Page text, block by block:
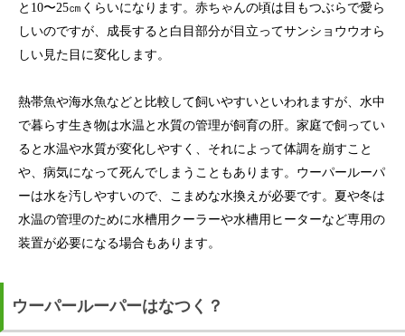
と10〜25㎝くらいになります。赤ちゃんの頃は目もつぶらで愛ら
しいのですが、成長すると白目部分が目立ってサンショウウオら
しい見た目に変化します。
熱帯魚や海水魚などと比較して飼いやすいといわれますが、水中
で暮らす生き物は水温と水質の管理が飼育の肝。家庭で飼ってい
ると水温や水質が変化しやすく、それによって体調を崩すこと
や、病気になって死んでしまうこともあります。ウーパールーパ
ーは水を汚しやすいので、こまめな水換えが必要です。夏や冬は
水温の管理のために水槽用クーラーや水槽用ヒーターなど専用の
装置が必要になる場合もあります。
ウーパールーパーはなつく？